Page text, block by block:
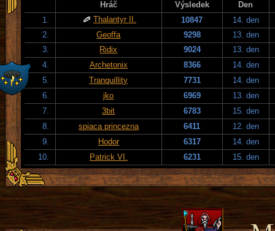
Hráč Výsledek
Den
1.
Thalantyr II. 10847
14. den
2.
Geoffa 9298
13. den
3.
Ridix 9024
13. den
4.
Archetonix 8366
14. den
5.
Tranquillity 7731
14. den
6.
jko 6969
13. den
7.
3bit 6783
15. den
8.
spiaca princezna 6411
12. den
9.
Hodor 6317
14. den
10.
Patrick VI. 6231 15. den